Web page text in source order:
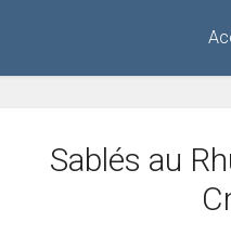
Sablés au